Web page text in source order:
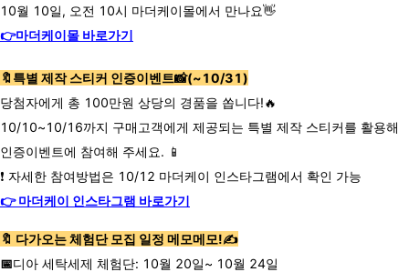
10월 10일, 오전 10시 마더케이몰에서 만나요👋
👉마더케이몰 바로가기
🔖특별 제작 스티커 인증이벤트📸(~10/31)
당첨자에게 총 100만원 상당의 경품을 쏩니다!🔥
10/10~10/16까지 구매고객에게 제공되는 특별 제작 스티커를 활용해
인증이벤트에 참여해 주세요. 📱
❗ 자세한 참여방법은 10/12 마더케이 인스타그램에서 확인 가능
👉 마더케이 인스타그램 바로가기
🔖 다가오는 체험단 모집 일정 메모메모!✍️
📅디아 세탁세제 체험단: 10월 20일~ 10월 24일